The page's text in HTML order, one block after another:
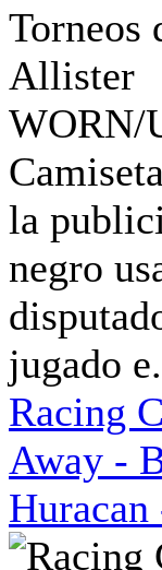
WORN/
la
negro
jugado
Racing
Away -